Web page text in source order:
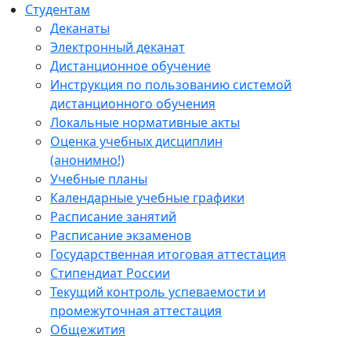
Студентам
Деканаты
Электронный деканат
Дистанционное обучение
Инструкция по пользованию системой
дистанционного обучения
Локальные нормативные акты
Оценка учебных дисциплин
(анонимно!)
Учебные планы
Календарные учебные графики
Расписание занятий
Расписание экзаменов
Государственная итоговая аттестация
Стипендиат России
Текущий контроль успеваемости и
промежуточная аттестация
Общежития